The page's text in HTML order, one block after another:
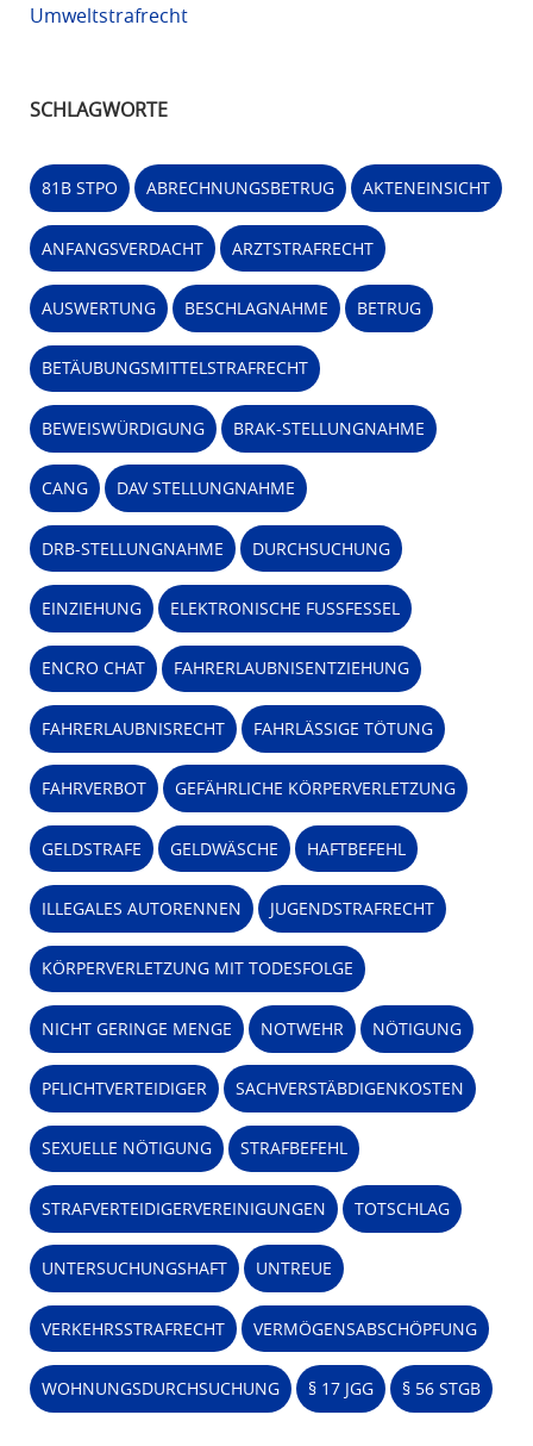
Umweltstrafrecht
SCHLAGWORTE
81B STPO ABRECHNUNGSBETRUG AKTENEINSICHT
ANFANGSVERDACHT ARZTSTRAFRECHT
AUSWERTUNG BESCHLAGNAHME BETRUG
BETÄUBUNGSMITTELSTRAFRECHT
BEWEISWÜRDIGUNG BRAK-STELLUNGNAHME
CANG DAV STELLUNGNAHME
DRB-STELLUNGNAHME DURCHSUCHUNG
EINZIEHUNG ELEKTRONISCHE FUSSFESSEL
ENCRO CHAT FAHRERLAUBNISENTZIEHUNG
FAHRERLAUBNISRECHT FAHRLÄSSIGE TÖTUNG
FAHRVERBOT GEFÄHRLICHE KÖRPERVERLETZUNG
GELDSTRAFE GELDWÄSCHE HAFTBEFEHL
ILLEGALES AUTORENNEN JUGENDSTRAFRECHT
KÖRPERVERLETZUNG MIT TODESFOLGE
NICHT GERINGE MENGE NOTWEHR NÖTIGUNG
PFLICHTVERTEIDIGER SACHVERSTÄBDIGENKOSTEN
SEXUELLE NÖTIGUNG STRAFBEFEHL
STRAFVERTEIDIGERVEREINIGUNGEN TOTSCHLAG
UNTERSUCHUNGSHAFT UNTREUE
VERKEHRSSTRAFRECHT VERMÖGENSABSCHÖPFUNG
WOHNUNGSDURCHSUCHUNG § 17 JGG § 56 STGB